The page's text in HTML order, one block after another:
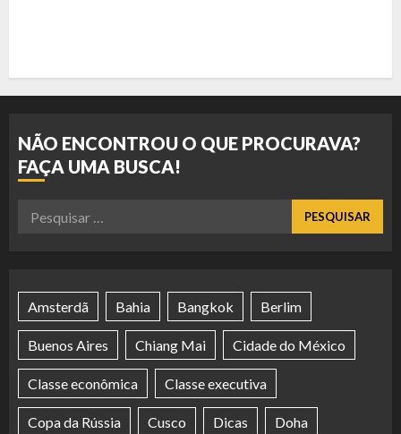
NÃO ENCONTROU O QUE PROCURAVA?
FAÇA UMA BUSCA!
Pesquisar
Amsterdã Bahia Bangkok Berlim
Buenos Aires Chiang Mai Cidade do México
Classe econômica Classe executiva
Copa da Rússia Cusco Dicas Doha